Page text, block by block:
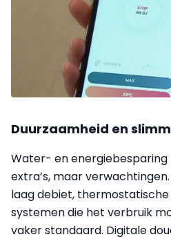
Duurzaamheid en
Water- en energiebesparing
extra’s, maar
laag debiet,
systemen die het verbruik
vaker standaard. Digitale